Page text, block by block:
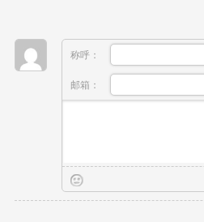
称呼：
邮箱：